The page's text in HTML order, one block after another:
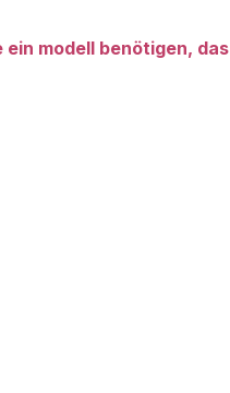
modell benötigen,